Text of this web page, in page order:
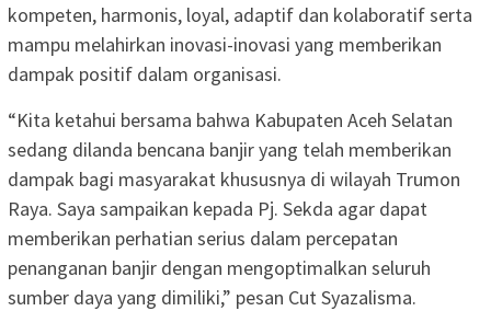
kompeten, harmonis, loyal, adaptif dan kolaboratif serta
mampu melahirkan inovasi-inovasi yang memberikan
dampak positif dalam organisasi.
“Kita ketahui bersama bahwa Kabupaten Aceh Selatan
sedang dilanda bencana banjir yang telah memberikan
dampak bagi masyarakat khususnya di wilayah Trumon
Raya. Saya sampaikan kepada Pj. Sekda agar dapat
memberikan perhatian serius dalam percepatan
penanganan banjir dengan mengoptimalkan seluruh
sumber daya yang dimiliki,” pesan Cut Syazalisma.